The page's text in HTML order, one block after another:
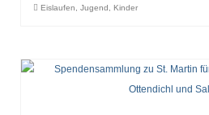
Eislaufen Jugend Kinder